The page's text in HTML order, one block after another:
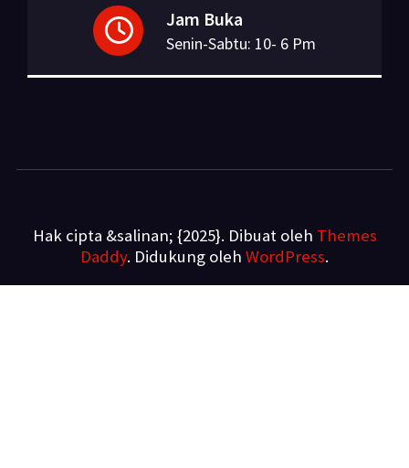
Jam Buka
Senin-Sabtu: 10- 6 Pm
Hak cipta &salinan; {2025}. Dibuat oleh Themes
Daddy. Didukung oleh WordPress.